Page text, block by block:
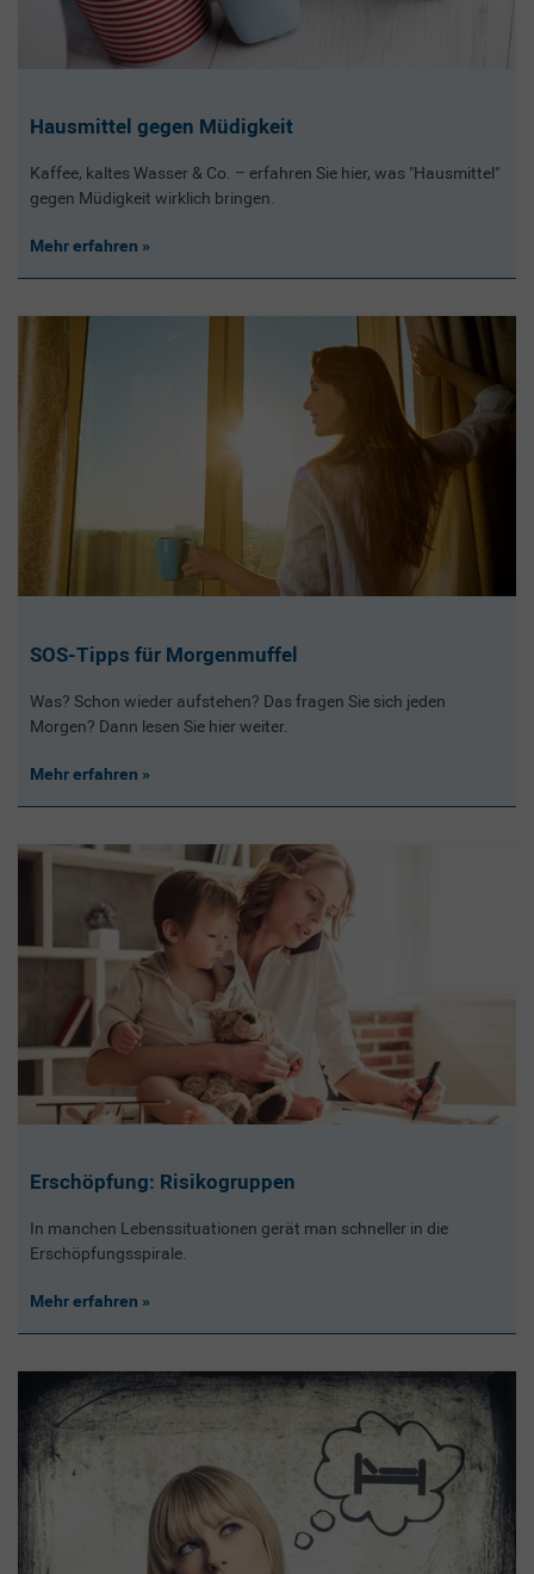
Hausmittel gegen Müdigkeit
Kaffee, kaltes Wasser & Co. – erfahren Sie hier, was "Hausmittel"
gegen Müdigkeit wirklich bringen.
Mehr erfahren
SOS-Tipps für Morgenmuffel
Was? Schon wieder aufstehen? Das fragen Sie sich jeden
Morgen? Dann lesen Sie hier weiter.
Mehr erfahren
Erschöpfung: Risikogruppen
In manchen Lebenssituationen gerät man schneller in die
Erschöpfungsspirale.
Mehr erfahren